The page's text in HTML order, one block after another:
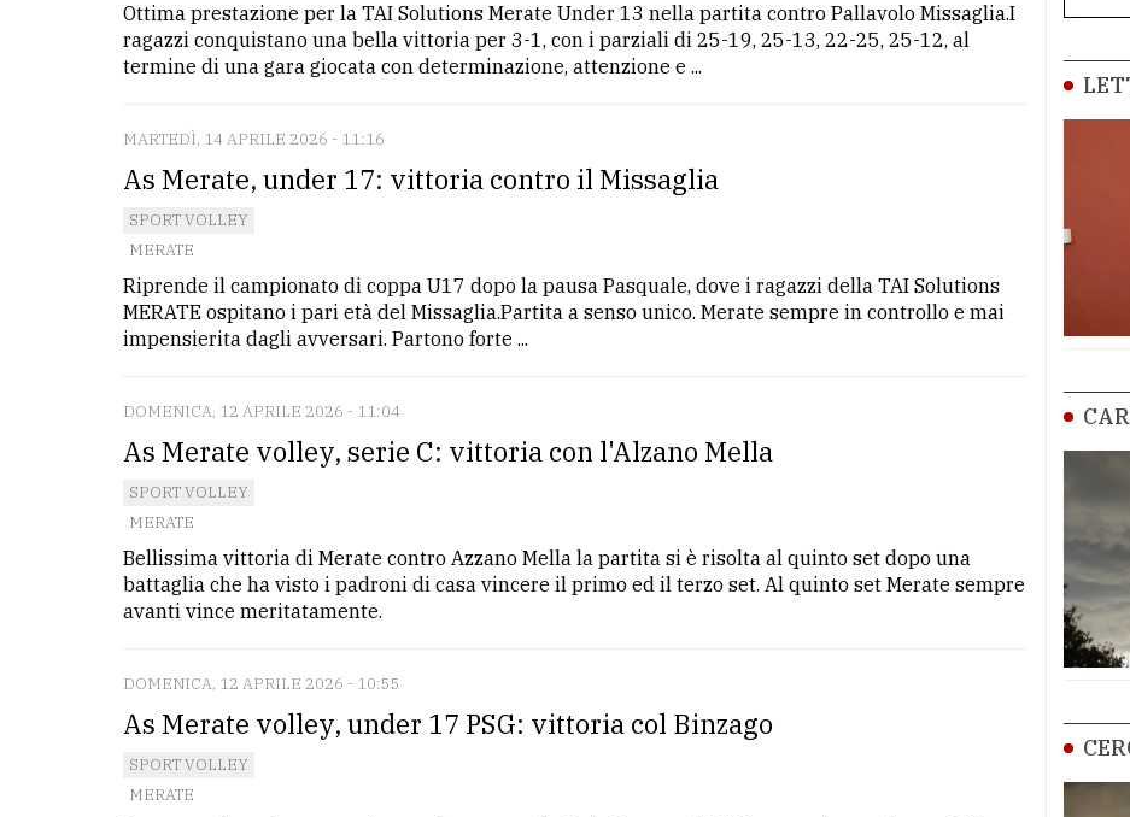
Ottima prestazione per la TAI Solutions Merate Under 13 nella partita contro Pallavolo Missaglia.I
ragazzi conquistano una bella vittoria per 3-1, con i parziali di 25-19, 25-13, 22-25, 25-12, al
termine di una gara giocata con determinazione, attenzione e ...
MARTEDÌ, 14 APRILE 2026 - 11:16
As Merate, under 17: vittoria contro il Missaglia
SPORT VOLLEY
MERATE
Riprende il campionato di coppa U17 dopo la pausa Pasquale, dove i ragazzi della TAI Solutions
MERATE ospitano i pari età del Missaglia.Partita a senso unico. Merate sempre in controllo e mai
impensierita dagli avversari. Partono forte ...
DOMENICA, 12 APRILE 2026 - 11:04
As Merate volley, serie C: vittoria con l'Alzano Mella
SPORT VOLLEY
MERATE
Bellissima vittoria di Merate contro Azzano Mella la partita si è risolta al quinto set dopo una
battaglia che ha visto i padroni di casa vincere il primo ed il terzo set. Al quinto set Merate sempre
avanti vince meritatamente.
DOMENICA, 12 APRILE 2026 - 10:55
As Merate volley, under 17 PSG: vittoria col Binzago
SPORT VOLLEY
MERATE